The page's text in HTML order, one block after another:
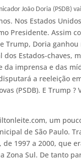
João Doria (PSDB)
Nos Estados
Presidente. Assim
Trump, Doria
Estados-chaves,
da imprensa e das
a reeleição
(PSDB). E Trump ?
um
de São Paulo.
de 1997 a 2000, que
Zona Sul. De tanto